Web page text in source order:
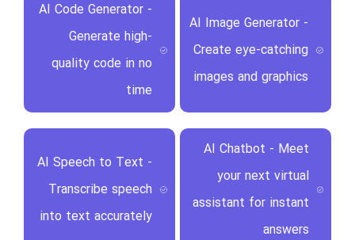
AI Image Generator -
Create eye-catching
images and graphics
AI Code Generator -
Generate high-
quality code in no
time
AI Chatbot - Meet
your next virtual
assistant for instant
answers
AI Speech to Text -
Transcribe speech
into text accurately